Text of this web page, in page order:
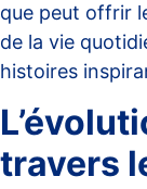
que peut offrir
de la vie
histoires
travers